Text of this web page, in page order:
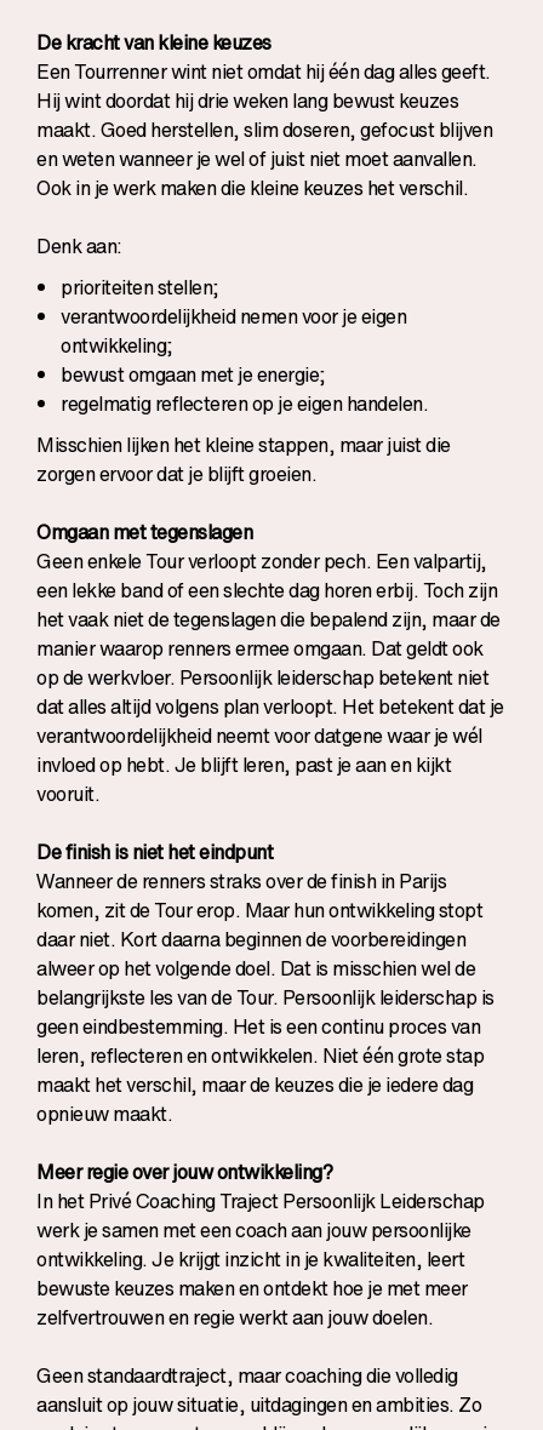
De kracht van kleine keuzes
Een Tourrenner wint niet omdat hij één dag alles geeft.
Hij wint doordat hij drie weken lang bewust keuzes
maakt. Goed herstellen, slim doseren, gefocust blijven
en weten wanneer je wel of juist niet moet aanvallen.
Ook in je werk maken die kleine keuzes het verschil.
Denk aan:
prioriteiten stellen;
verantwoordelijkheid nemen voor je eigen
ontwikkeling;
bewust omgaan met je energie;
regelmatig reflecteren op je eigen handelen.
Misschien lijken het kleine stappen, maar juist die
zorgen ervoor dat je blijft groeien.
Omgaan met tegenslagen
Geen enkele Tour verloopt zonder pech. Een valpartij,
een lekke band of een slechte dag horen erbij. Toch zijn
het vaak niet de tegenslagen die bepalend zijn, maar de
manier waarop renners ermee omgaan. Dat geldt ook
op de werkvloer. Persoonlijk leiderschap betekent niet
dat alles altijd volgens plan verloopt. Het betekent dat je
verantwoordelijkheid neemt voor datgene waar je wél
invloed op hebt. Je blijft leren, past je aan en kijkt
vooruit.
De finish is niet het eindpunt
Wanneer de renners straks over de finish in Parijs
komen, zit de Tour erop. Maar hun ontwikkeling stopt
daar niet. Kort daarna beginnen de voorbereidingen
alweer op het volgende doel. Dat is misschien wel de
belangrijkste les van de Tour. Persoonlijk leiderschap is
geen eindbestemming. Het is een continu proces van
leren, reflecteren en ontwikkelen. Niet één grote stap
maakt het verschil, maar de keuzes die je iedere dag
opnieuw maakt.
Meer regie over jouw ontwikkeling?
In hetPrivé Coaching Traject Persoonlijk Leiderschap
werk je samen met een coach aan jouw persoonlijke
ontwikkeling. Je krijgt inzicht in je kwaliteiten, leert
bewuste keuzes maken en ontdekt hoe je met meer
zelfvertrouwen en regie werkt aan jouw doelen.
Geen standaardtraject, maar coaching die volledig
aansluit op jouw situatie, uitdagingen en ambities. Zo